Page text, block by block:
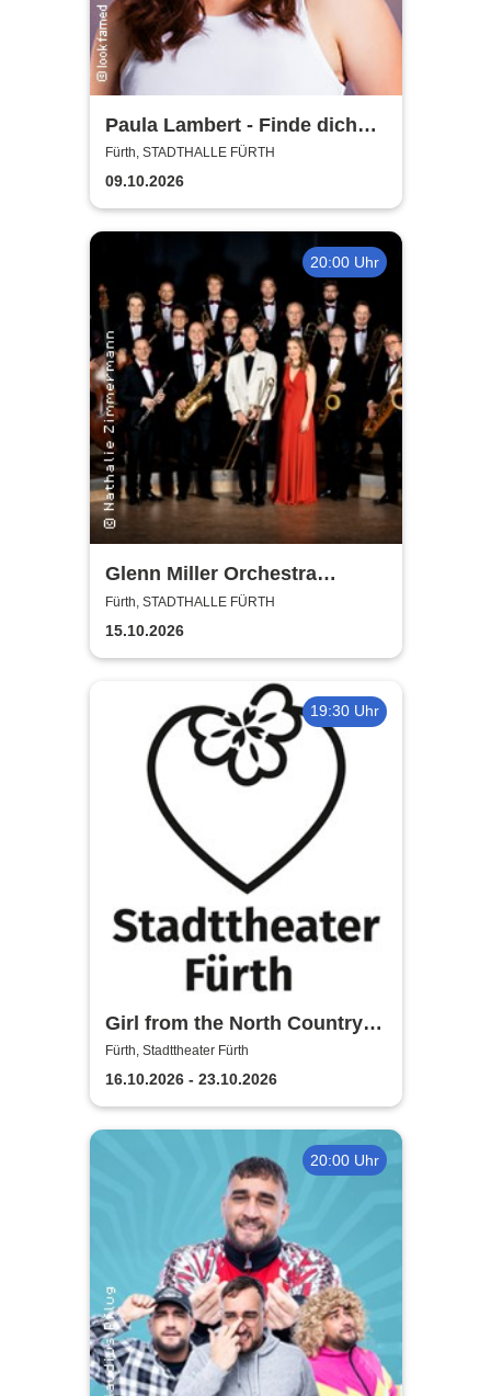
Paula Lambert - Finde dich
gut, sonst findet dich keiner
Fürth, STADTHALLE FÜRTH
09.10.2026
20:00 Uhr
Glenn Miller Orchestra
directed by Uli Plettendorff
Fürth, STADTHALLE FÜRTH
15.10.2026
19:30 Uhr
Girl from the North Country -
Stadttheater Fürth
Fürth, Stadttheater Fürth
16.10.2026 - 23.10.2026
20:00 Uhr